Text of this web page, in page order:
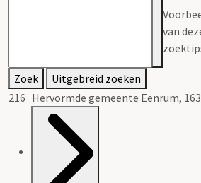
van
Zoek
Uitgebreid zoeken
216 Hervormde gemeente Eenrum,